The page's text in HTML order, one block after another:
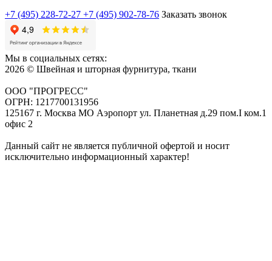
+7 (495) 228-72-27 +7 (495) 902-78-76 Заказать звонок
Мы в социальных сетях:
2026 © Швейная и шторная фурнитура, ткани
ООО "ПРОГРЕСС"
ОГРН: 1217700131956
125167 г. Москва МО Аэропорт ул. Планетная д.29 пом.I ком.1
офис 2
Данный сайт не является публичной офертой и носит
исключительно информационный характер!